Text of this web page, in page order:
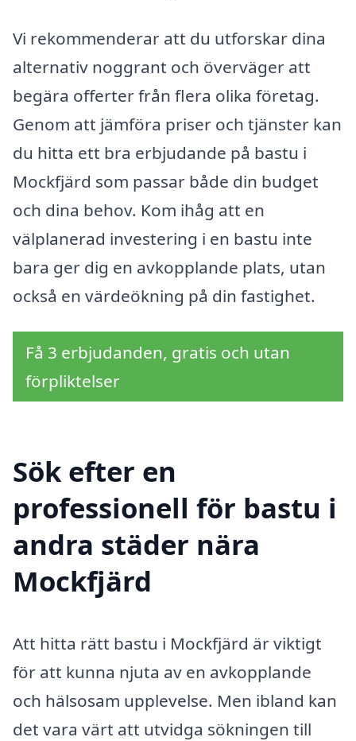
Vi rekommenderar att du utforskar dina
alternativ noggrant och överväger att
begära offerter från flera olika företag.
Genom att jämföra priser och tjänster kan
du hitta ett bra erbjudande på bastu i
Mockfjärd som passar både din budget
och dina behov. Kom ihåg att en
välplanerad investering i en bastu inte
bara ger dig en avkopplande plats, utan
också en värdeökning på din fastighet.
Få 3 erbjudanden, gratis och utan
förpliktelser
Sök efter en
professionell för bastu i
andra städer nära
Mockfjärd
Att hitta rätt bastu i Mockfjärd är viktigt
för att kunna njuta av en avkopplande
och hälsosam upplevelse. Men ibland kan
det vara värt att utvidga sökningen till